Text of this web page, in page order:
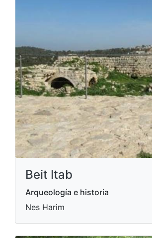
Beit Itab
Arqueología e historia
Nes Harim